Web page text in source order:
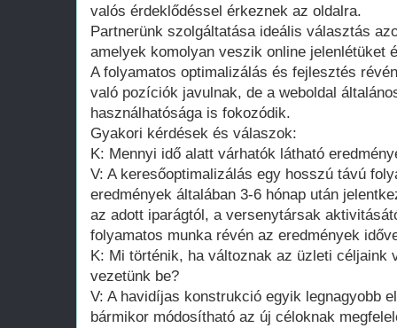
valós érdeklődéssel érkeznek az oldalra.
Partnerünk szolgáltatása ideális választás
amelyek komolyan veszik online jelenlétüket
A folyamatos optimalizálás és fejlesztés
való pozíciók javulnak, de a weboldal
használhatósága is fokozódik.
Gyakori kérdések és válaszok:
K: Mennyi idő alatt várhatók látható
V: A keresőoptimalizálás egy hosszú távú
eredmények általában 3-6 hónap után
az adott iparágtól, a versenytársak
folyamatos munka révén az eredmények
K: Mi történik, ha változnak az üzleti céljaink
vezetünk be?
V: A havidíjas konstrukció egyik legnagyobb
bármikor módosítható az új céloknak